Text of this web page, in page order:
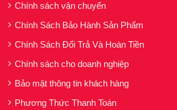
SPF50+ Fluid Cream
50+ (SPF thực 64) có khả năng
UVA, UVB, IR (tia hồng ngoại) và cả
và cải thiện các dấu hiệu lão hoá.
kem lỏng (cream-to-powder) cho
mà, cực thoáng trên không gây cảm
Chính sách vận chuyển
Chính Sách Bảo Hành Sản Phẩm
Chính Sách Đổi Trả Và Hoàn Tiền
Chính sách cho doanh nghiệp
Bảo mật thông tin khách hàng
Phương Thức Thanh Toán